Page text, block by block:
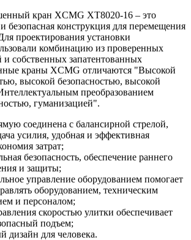
кран XCMG XT8020-16 – это
безопасная конструкция для перемещения
проектирования установки
комбинацию из проверенных
собственных запатентованных
краны XCMG отличаются "Высокой
высокой безопасностью, высокой
преобразованием
гуманизацией".
соединена с балансирной стрелой,
усилия, удобная и эффективная
затрат;
безопасность, обеспечение раннего
и защиты;
управление оборудованием помогает
оборудованием, техническим
и персоналом;
скоростью улитки обеспечивает
подъем;
дизайн для человека.